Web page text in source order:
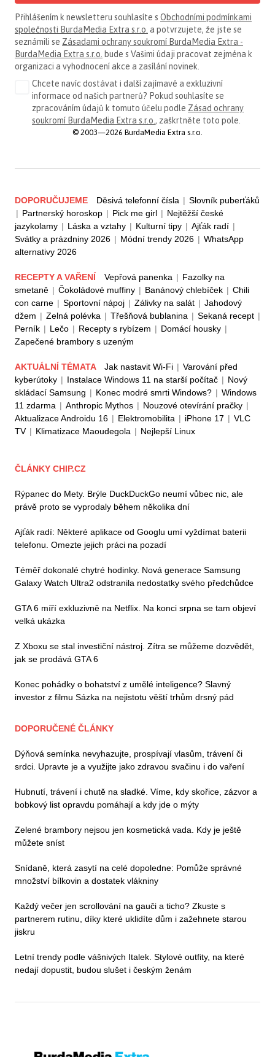
Přihlášením k newsletteru souhlasíte s Obchodními podmínkami
společnosti BurdaMedia Extra s.r.o. a potvrzujete, že jste se
seznámili se Zásadami ochrany soukromí BurdaMedia Extra -
BurdaMedia Extra s.r.o. bude s Vašimi údaji pracovat zejména k
organizaci a vyhodnocení akce a zasílání novinek.
Chcete navíc dostávat i další zajímavé a exkluzivní
informace od našich partnerů? Pokud souhlasíte se
zpracováním údajů k tomuto účelu podle Zásad ochrany
soukromí BurdaMedia Extra s.r.o., zaškrtněte toto pole.
© 2003—2026 BurdaMedia Extra s.r.o.
DOPORUČUJEME Děsivá telefonní čísla | Slovník puberťáků
| Partnerský horoskop | Pick me girl | Nejtěžší české
jazykolamy | Láska a vztahy | Kulturní tipy | Ajťák radí |
Svátky a prázdniny 2026 | Módní trendy 2026 | WhatsApp
alternativy 2026
RECEPTY A VAŘENÍ Vepřová panenka | Fazolky na
smetaně | Čokoládové muffiny | Banánový chlebíček | Chili
con carne | Sportovní nápoj | Zálivky na salát | Jahodový
džem | Zelná polévka | Třešňová bublanina | Sekaná recept |
Perník | Lečo | Recepty s rybízem | Domácí housky |
Zapečené brambory s uzeným
AKTUÁLNÍ TÉMATA Jak nastavit Wi-Fi | Varování před
kyberútoky | Instalace Windows 11 na starší počítač | Nový
skládací Samsung | Konec modré smrti Windows? | Windows
11 zdarma | Anthropic Mythos | Nouzové otevírání pračky |
Aktualizace Androidu 16 | Elektromobilita | iPhone 17 | VLC
TV | Klimatizace Maoudegola | Nejlepší Linux
ČLÁNKY CHIP.CZ
Rýpanec do Mety. Brýle DuckDuckGo neumí vůbec nic, ale
právě proto se vyprodaly během několika dní
Ajťák radí: Některé aplikace od Googlu umí vyždímat baterii
telefonu. Omezte jejich práci na pozadí
Téměř dokonalé chytré hodinky. Nová generace Samsung
Galaxy Watch Ultra2 odstranila nedostatky svého předchůdce
GTA 6 míří exkluzivně na Netflix. Na konci srpna se tam objeví
velká ukázka
Z Xboxu se stal investiční nástroj. Zítra se můžeme dozvědět,
jak se prodává GTA 6
Konec pohádky o bohatství z umělé inteligence? Slavný
investor z filmu Sázka na nejistotu věští trhům drsný pád
DOPORUČENÉ ČLÁNKY
Dýňová semínka nevyhazujte, prospívají vlasům, trávení či
srdci. Upravte je a využijte jako zdravou svačinu i do vaření
Hubnutí, trávení i chutě na sladké. Víme, kdy skořice, zázvor a
bobkový list opravdu pomáhají a kdy jde o mýty
Zelené brambory nejsou jen kosmetická vada. Kdy je ještě
můžete sníst
Snídaně, která zasytí na celé dopoledne: Pomůže správné
množství bílkovin a dostatek vlákniny
Každý večer jen scrollování na gauči a ticho? Zkuste s
partnerem rutinu, díky které uklidíte dům i zažehnete starou
jiskru
Letní trendy podle vášnivých Italek. Stylové outfity, na které
nedají dopustit, budou slušet i českým ženám